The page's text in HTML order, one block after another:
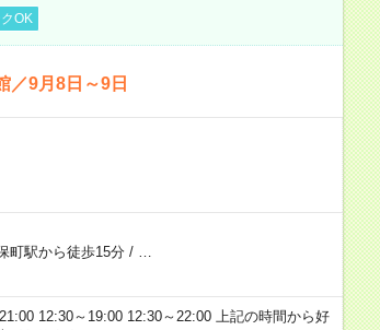
OK
／9月8日～9日
町駅から徒歩15分/
12:30～19:00 12:30～22:00 上記の時間から好